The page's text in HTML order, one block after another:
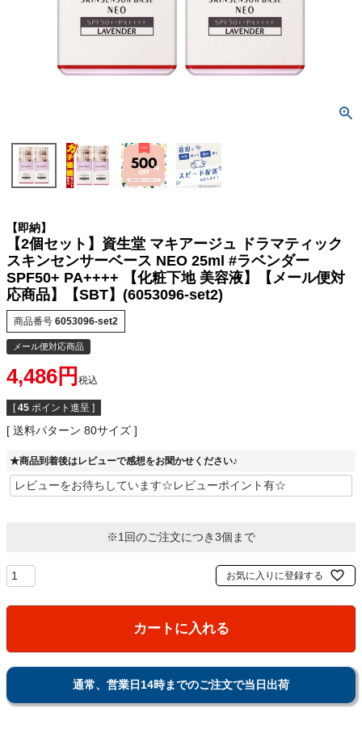
【即納】
【2個セット】資生堂 マキアージュ ドラマティック
スキンセンサーベース NEO 25ml #ラベンダー
SPF50+ PA++++ 【化粧下地 美容液】【メール便対
応商品】【SBT】(6053096-set2)
商品番号 6053096-set2
メール便対応商品
4,486 税込
[ 45 ポイント進呈 ]
送料パターン 80サイズ
★商品到着後はレビューで感想をお聞かせください♪
※1回のご注文につき3個まで
お気に入りに登録する
カートに入れる
通常、営業日14時までのご注文で当日出荷